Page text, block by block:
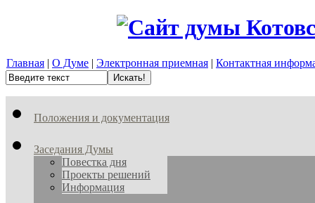
Главная | О Думе | Электронная приемная | Контактная
Положения и документация
Заседания Думы
Повестка дня
Проекты решений
Информация